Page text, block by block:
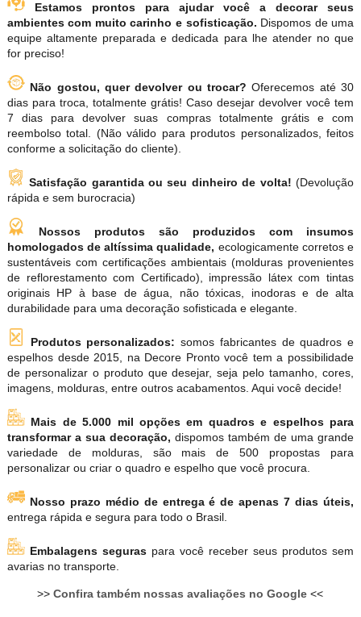
Estamos prontos para ajudar você a decorar seus
ambientes com muito carinho e sofisticação. Dispomos de uma
equipe altamente preparada e dedicada para lhe atender no que
for preciso!
Não gostou, quer devolver ou trocar?Oferecemos até 30
dias para troca, totalmente grátis! Caso desejar devolver você tem
7 dias para devolver suas compras totalmente grátis e com
reembolso total. (Não válido para produtos personalizados, feitos
conforme a solicitação do cliente).
Satisfação garantida ou seu dinheiro de volta!(Devolução
rápida e sem burocracia)
Nossos produtos são produzidos com insumos
homologados de altíssima qualidade, ecologicamente corretos e
sustentáveis com certificações ambientais (molduras provenientes
de reflorestamento com Certificado), impressão látex com tintas
originais HP à base de água, não tóxicas, inodoras e de alta
durabilidade para uma decoração sofisticada e elegante.
Produtos personalizados: somos fabricantes de quadros e
espelhos desde 2015, na Decore Pronto você tem a possibilidade
de personalizar o produto que desejar, seja pelo tamanho, cores,
imagens, molduras, entre outros acabamentos. Aqui você decide!
Mais de 5.000 mil opções em quadros e espelhos para
transformar a sua decoração, dispomos também de uma grande
variedade de molduras, são mais de 500 propostas para
personalizar ou criar o quadro e espelho que você procura.
Nosso prazo médio de entrega é de apenas 7 dias úteis,
entrega rápida e segura para todo o Brasil.
Embalagens seguras para você receber seus produtos sem
avarias no transporte.
>>Confira também nossas avaliações no Google <<